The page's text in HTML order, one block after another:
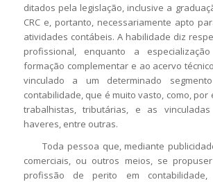
ditados pela legislação, inclusive a
CRC e, portanto, necessariamente apto
atividades contábeis. A habilidade diz
profissional, enquanto a
formação complementar e ao acervo
vinculado a um determinado
contabilidade, que é muito vasto, como, por
trabalhistas, tributárias, e as
haveres, entre outras.
Toda pessoa que, mediante
comerciais, ou outros meios, se
profissão de perito em